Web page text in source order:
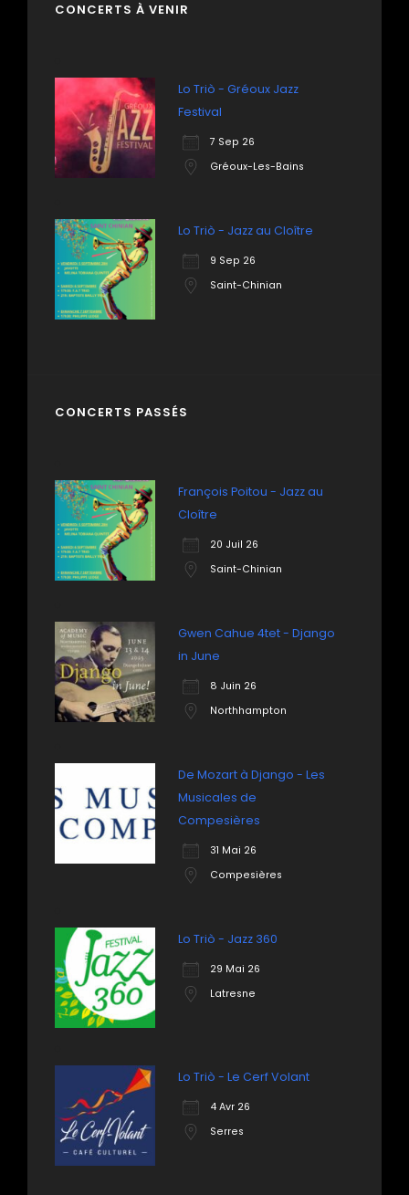
CONCERTS À VENIR
Lo Triò - Gréoux Jazz
Festival
7 Sep 26
Gréoux-Les-Bains
Lo Triò - Jazz au Cloître
9 Sep 26
Saint-Chinian
CONCERTS PASSÉS
François Poitou - Jazz au
Cloître
20 Juil 26
Saint-Chinian
Gwen Cahue 4tet - Django
in June
8 Juin 26
Northhampton
De Mozart à Django - Les
Musicales de
Compesières
31 Mai 26
Compesières
Lo Triò - Jazz 360
29 Mai 26
Latresne
Lo Triò - Le Cerf Volant
4 Avr 26
Serres